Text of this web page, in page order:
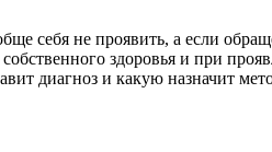
себя не проявить, а если
собственного здоровья и при
диагноз и какую назначит